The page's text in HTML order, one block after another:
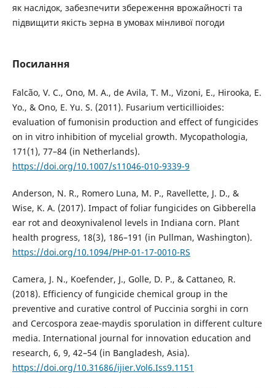
як наслідок, забезпечити збереження врожайності та
підвищити якість зерна в умовах мінливої погоди
Посилання
Falcão, V. C., Ono, M. A., de Avila, T. M., Vizoni, E., Hirooka, E.
Yо., & Ono, E. Yu. S. (2011). Fusarium verticillioides:
evaluation of fumonisin production and effect of fungicides
on in vitro inhibition of mycelial growth. Mycopathologia,
171(1), 77–84 (in Netherlands).
https://doi.org/10.1007/s11046-010-9339-9
Anderson, N. R., Romero Luna, M. P., Ravellette, J. D., &
Wise, K. A. (2017). Impact of foliar fungicides on Gibberella
ear rot and deoxynivalenol levels in Indiana corn. Plant
health progress, 18(3), 186–191 (in Pullman, Washington).
https://doi.org/10.1094/PHP-01-17-0010-RS
Camera, J. N., Koefender, J., Golle, D. P., & Cattaneo, R.
(2018). Efficiency of fungicide chemical group in the
preventive and curative control of Puccinia sorghi in corn
and Cercospora zeae-maydis sporulation in different culture
media. International journal for innovation education and
research, 6, 9, 42–54 (in Bangladesh, Asia).
https://doi.org/10.31686/ijier.Vol6.Iss9.1151